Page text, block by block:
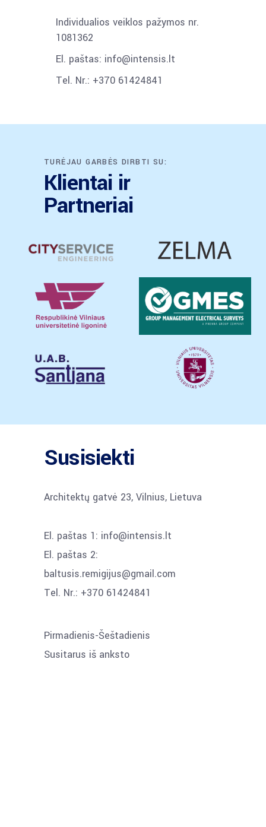
Individualios veiklos pažymos nr.
1081362
El. paštas: info@intensis.lt
Tel. Nr.: +370 61424841
TURĖJAU GARBĖS DIRBTI SU:
Klientai ir
Partneriai
Susisiekti
Architektų gatvė 23, Vilnius, Lietuva
El. paštas 1: info@intensis.lt
El. paštas 2:
baltusis.remigijus@gmail.com
Tel. Nr.: +370 61424841
Pirmadienis-Šeštadienis
Susitarus iš anksto